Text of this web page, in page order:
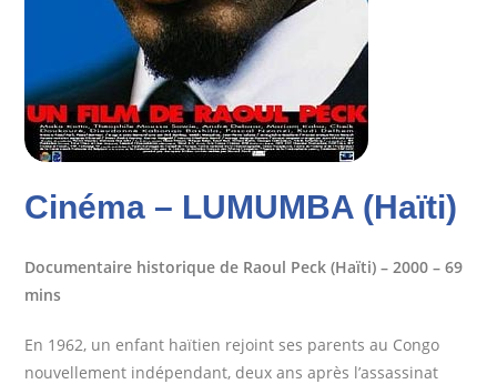
Cinéma – LUMUMBA (Haïti)
Documentaire historiquede Raoul Peck (Haïti) – 2000 – 69
mins
En 1962, un enfant haïtien rejoint ses parents au Congo
nouvellement indépendant, deux ans après l’assassinat